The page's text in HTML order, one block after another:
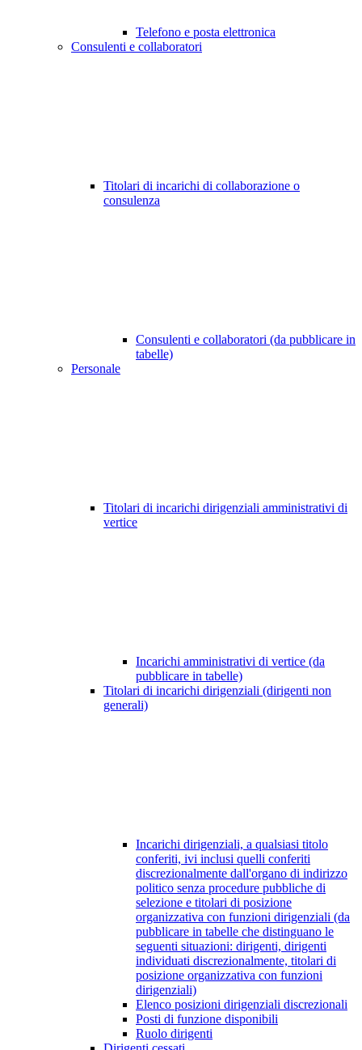
Telefono e posta elettronica
Consulenti e collaboratori
Titolari di incarichi di collaborazione o
consulenza
Consulenti e collaboratori (da pubblicare in
tabelle)
Personale
Titolari di incarichi dirigenziali amministrativi di
vertice
Incarichi amministrativi di vertice (da
pubblicare in tabelle)
Titolari di incarichi dirigenziali (dirigenti non
generali)
Incarichi dirigenziali, a qualsiasi titolo
conferiti, ivi inclusi quelli conferiti
discrezionalmente dall'organo di indirizzo
politico senza procedure pubbliche di
selezione e titolari di posizione
organizzativa con funzioni dirigenziali (da
pubblicare in tabelle che distinguano le
seguenti situazioni: dirigenti, dirigenti
individuati discrezionalmente, titolari di
posizione organizzativa con funzioni
dirigenziali)
Elenco posizioni dirigenziali discrezionali
Posti di funzione disponibili
Ruolo dirigenti